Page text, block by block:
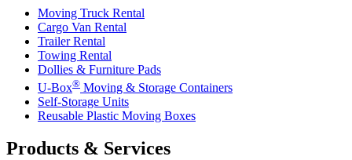
Moving Truck Rental
Cargo Van Rental
Trailer Rental
Towing Rental
Dollies & Furniture Pads
U-Box® Moving & Storage Containers
Self-Storage Units
Reusable Plastic Moving Boxes
Products & Services